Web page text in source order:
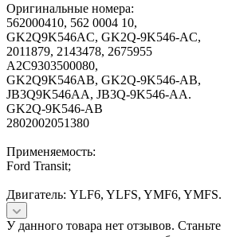
Оригинальные номера:
562000410, 562 0004 10,
GK2Q9K546AC, GK2Q-9K546-AC,
2011879, 2143478, 2675955
A2C9303500080,
GK2Q9K546AB, GK2Q-9K546-AB,
JB3Q9K546AA, JB3Q-9K546-AA.
GK2Q-9K546-AB
2802002051380
Применяемость:
Ford Transit;
Двигатель: YLF6, YLFS, YMF6, YMFS.
У данного товара нет отзывов. Станьте